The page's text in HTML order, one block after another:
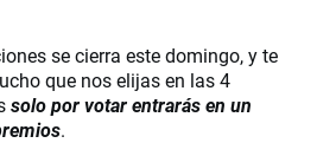
se cierra este domingo, y te
que nos elijas en las 4
solo por votar entrarás en un
.